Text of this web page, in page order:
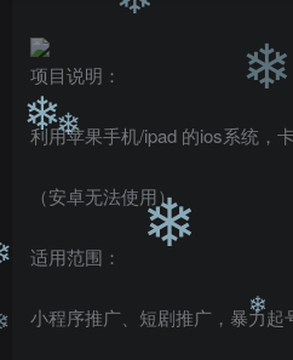
项目说明：
利用苹果手机/ipad 的ios系统，
（安卓无法使用）
适用范围：
小程序推广、短剧推广，暴力起
❄
❄
❄
❄